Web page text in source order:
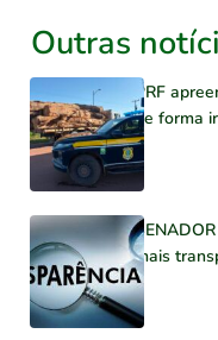
Outras
PRF
de forma
mais